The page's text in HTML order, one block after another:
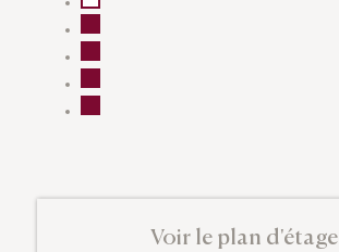
Voir le plan d'étage